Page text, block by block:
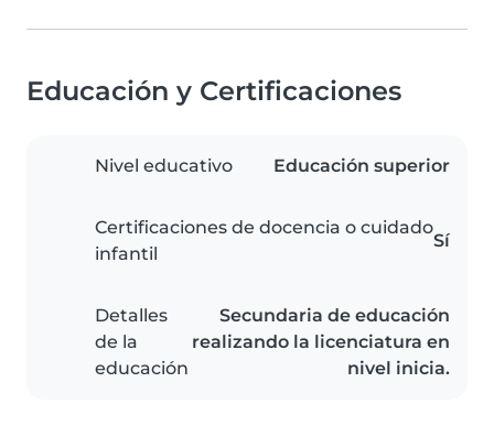
Educación y Certificaciones
Nivel educativo Educación superior
Certificaciones de docencia o cuidado
infantil
Sí
Detalles
de la
educación
Secundaria de educación
realizando la licenciatura en
nivel inicia.